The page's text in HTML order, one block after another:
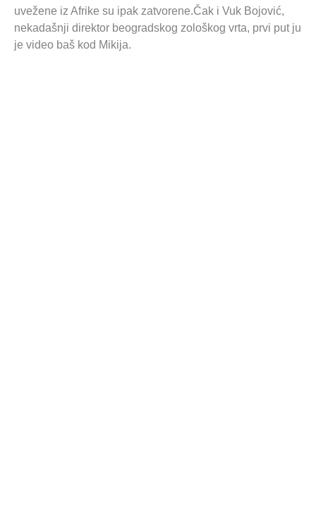
uvežene iz Afrike su ipak zatvorene.Čak i Vuk Bojović,
nekadašnji direktor beogradskog zološkog vrta, prvi put ju
je video baš kod Mikija.